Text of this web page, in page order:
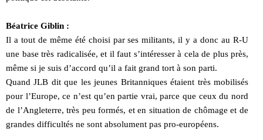
Béatrice Giblin :
Il a tout de même été choisi par ses militants, il y a donc au R-U
une base très radicalisée, et il faut s’intéresser à cela de plus près,
même si je suis d’accord qu’il a fait grand tort à son parti.
Quand JLB dit que les jeunes Britanniques étaient très mobilisés
pour l’Europe, ce n’est qu’en partie vrai, parce que ceux du nord
de l’Angleterre, très peu formés, et en situation de chômage et de
grandes difficultés ne sont absolument pas pro-européens.